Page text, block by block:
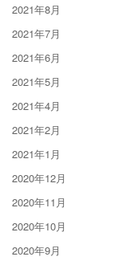
2021年8月
2021年7月
2021年6月
2021年5月
2021年4月
2021年2月
2021年1月
2020年12月
2020年11月
2020年10月
2020年9月